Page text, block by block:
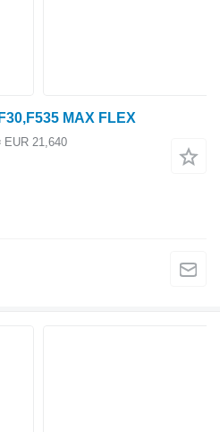
MAX FLEX
EUR 21,640